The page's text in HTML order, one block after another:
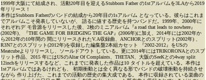
1999年大阪にて結成され、活動20年目を迎えるStubborn Father の1stアルバムを3LAから2019
年リリース！
本作はStubborn Fatherのバンドの結成から20年目の1sアルバム となっている。彼らはこれま
でアルバムこそ発表していないが、 語るに値する歴史を持つバンドだ。1999年、2000年に
それぞれデ モ音源をリリースした後、2枚のミニアルバム『a road that leads to nowhere』
(2002年)、『THE GAME FOR BRIDGING THE GAP』(2006年)に加え、2014年には2002年か
ら2012年の10年間の 間にリリースされたV.A収録曲、ANCHORとのスプリット(2002年) 、
R3N7とのスプリット(2012年)を収録した編集盤2本組カセット 『2002-2012』をUSの
Meatcubeよりリリースし、ソールドアウト している。更に2014年にはTRIKORONAとのスプ
リット作品、2015 年にはUSのAltar Of Complaints、THETAN、大阪のSeeKとの4way split
12inchをリリースするなど、これまでに発表した作品は10 タイトルを超えている。本作は
1stアルバムではあるけれども、 初期衝動とは全く異なる形でバンドの破壊衝動を持続させ
ながら 作り上げた、これまでの活動の歴史の集大成である。 本作に収録されている楽曲の